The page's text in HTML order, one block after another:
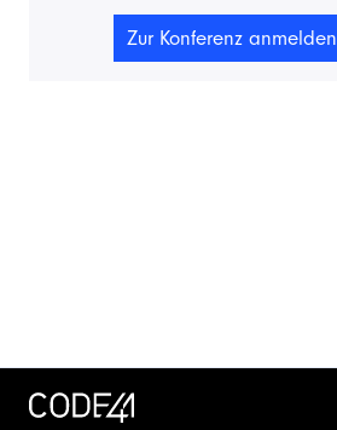
Zur Konferenz anmelden